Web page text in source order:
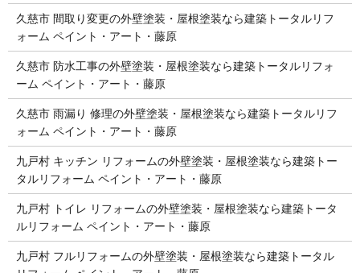
久慈市 間取り変更の外壁塗装・屋根塗装なら建築トータルリフ
ォーム ペイント・アート・藤原
久慈市 防水工事の外壁塗装・屋根塗装なら建築トータルリフォ
ーム ペイント・アート・藤原
久慈市 雨漏り 修理の外壁塗装・屋根塗装なら建築トータルリフ
ォーム ペイント・アート・藤原
九戸村 キッチン リフォームの外壁塗装・屋根塗装なら建築トー
タルリフォーム ペイント・アート・藤原
九戸村 トイレ リフォームの外壁塗装・屋根塗装なら建築トータ
ルリフォーム ペイント・アート・藤原
九戸村 フルリフォームの外壁塗装・屋根塗装なら建築トータル